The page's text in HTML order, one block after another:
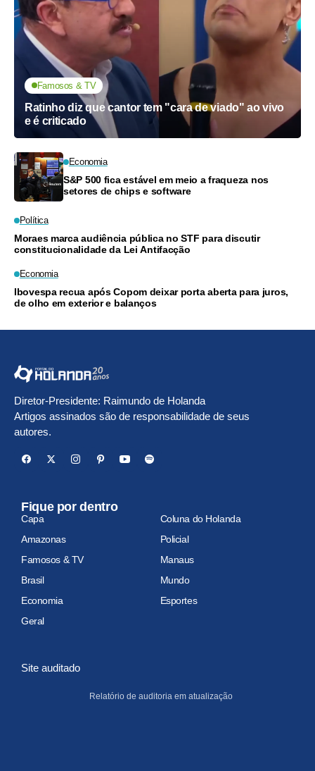
Famosos & TV
Ratinho diz que cantor tem "cara de viado" ao vivo
e é criticado
Economia
S&P 500 fica estável em meio a fraqueza nos
setores de chips e software
Política
Moraes marca audiência pública no STF para discutir
constitucionalidade da Lei Antifacção
Economia
Ibovespa recua após Copom deixar porta aberta para juros,
de olho em exterior e balanços
Diretor-Presidente: Raimundo de Holanda
Artigos assinados são de responsabilidade de seus
autores.
Fique por dentro
Capa
Coluna do Holanda
Amazonas
Policial
Famosos & TV
Manaus
Brasil
Mundo
Economia
Esportes
Geral
Site auditado
Relatório de auditoria em atualização